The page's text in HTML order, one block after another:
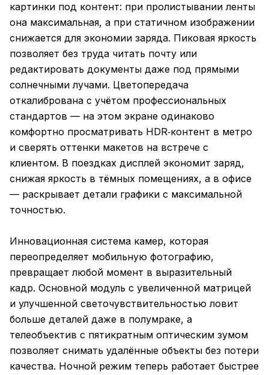
картинки под контент: при пролистывании ленты
она максимальная, а при статичном изображении
снижается для экономии заряда. Пиковая яркость
позволяет без труда читать почту или
редактировать документы даже под прямыми
солнечными лучами. Цветопередача
откалибрована с учётом профессиональных
стандартов — на этом экране одинаково
комфортно просматривать HDR‑контент в метро
и сверять оттенки макетов на встрече с
клиентом. В поездках дисплей экономит заряд,
снижая яркость в тёмных помещениях, а в офисе
— раскрывает детали графики с максимальной
точностью.
Инновационная система камер, которая
переопределяет мобильную фотографию,
превращает любой момент в выразительный
кадр. Основной модуль с увеличенной матрицей
и улучшенной светочувствительностью ловит
больше деталей даже в полумраке, а
телеобъектив с пятикратным оптическим зумом
позволяет снимать удалённые объекты без потери
качества. Ночной режим теперь работает быстрее